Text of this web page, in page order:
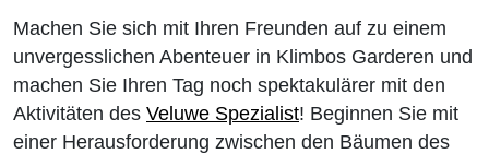
Machen Sie sich mit Ihren Freunden auf zu einem
unvergesslichen Abenteuer in Klimbos Garderen und
machen Sie Ihren Tag noch spektakulärer mit den
Aktivitäten des Veluwe Spezialist! Beginnen Sie mit
einer Herausforderung zwischen den Bäumen des